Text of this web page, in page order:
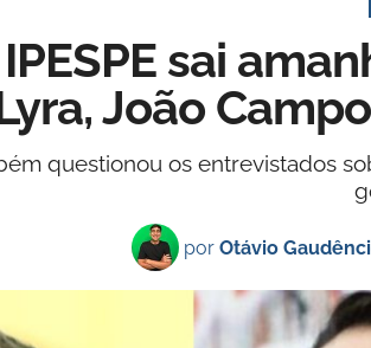
sai
João
questionou os entrevistados
por Otávio